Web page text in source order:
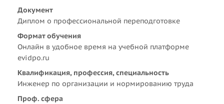
Документ
Диплом о профессиональной переподготовке
Формат обучения
Онлайн в удобное время на учебной платформе
evidpo.ru
Квалификация, профессия, специальность
Инженер по организации и нормированию труда
Проф. сфера